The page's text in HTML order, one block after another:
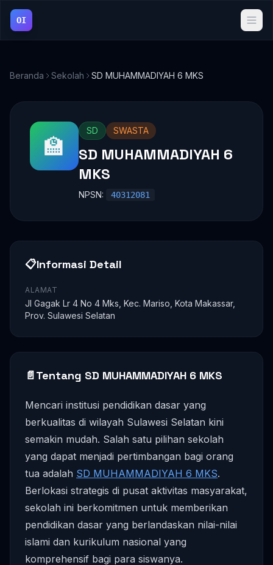
OI
Beranda Sekolah SD MUHAMMADIYAH 6 MKS
🏫
SD SWASTA
SD MUHAMMADIYAH 6
MKS
NPSN: 40312081
📋Informasi Detail
ALAMAT
Jl Gagak Lr 4 No 4 Mks, Kec. Mariso, Kota Makassar,
Prov. Sulawesi Selatan
📄Tentang SD MUHAMMADIYAH 6 MKS
Mencari institusi pendidikan dasar yang
berkualitas di wilayah Sulawesi Selatan kini
semakin mudah. Salah satu pilihan sekolah
yang dapat menjadi pertimbangan bagi orang
tua adalah SD MUHAMMADIYAH 6 MKS.
Berlokasi strategis di pusat aktivitas masyarakat,
sekolah ini berkomitmen untuk memberikan
pendidikan dasar yang berlandaskan nilai-nilai
islami dan kurikulum nasional yang
komprehensif bagi para siswanya.